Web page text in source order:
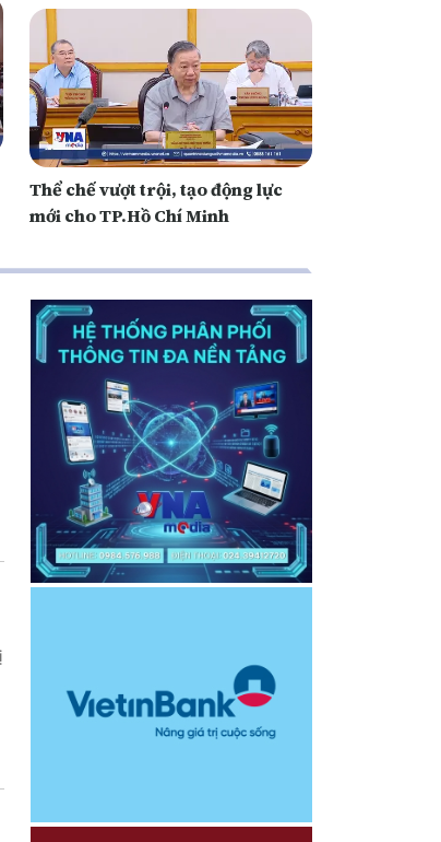
Thể chế vượt trội, tạo động lực
mới cho TP.Hồ Chí Minh